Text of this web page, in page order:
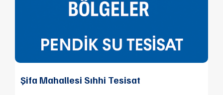
Şifa Mahallesi Sıhhi Tesisat